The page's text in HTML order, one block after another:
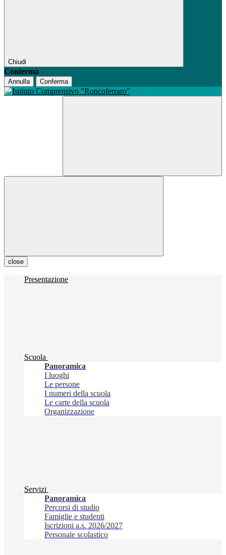
Chiudi
Conferma
Annulla Conferma
close
Presentazione
Scuola
Panoramica
I luoghi
Le persone
I numeri della scuola
Le carte della scuola
Organizzazione
Servizi
Panoramica
Percorsi di studio
Famiglie e studenti
Iscrizioni a.s. 2026/2027
Personale scolastico